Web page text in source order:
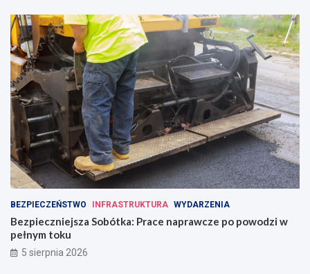
BEZPIECZEŃSTWO INFRASTRUKTURA WYDARZENIA
Bezpieczniejsza Sobótka: Prace naprawcze po powodzi w
pełnym toku
5 sierpnia 2026